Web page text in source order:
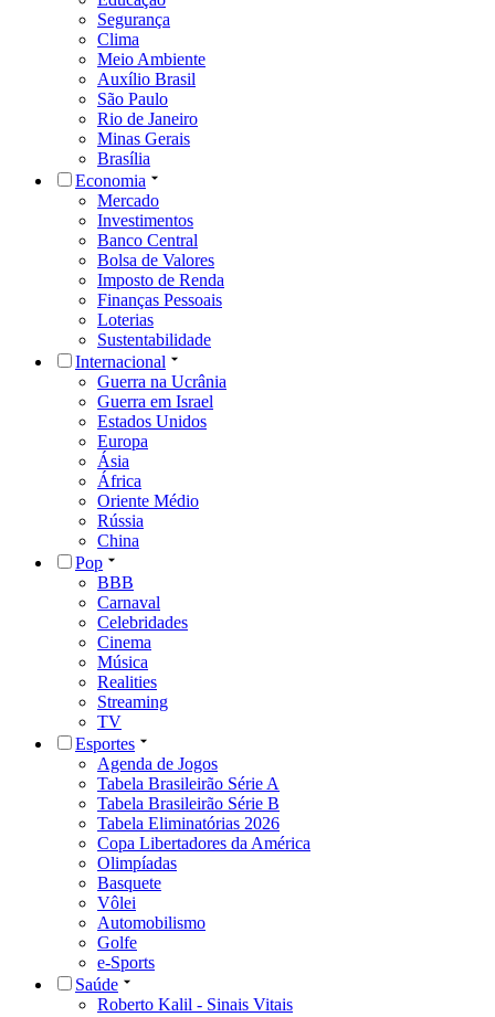
Segurança
Clima
Meio Ambiente
Auxílio Brasil
São Paulo
Rio de Janeiro
Minas Gerais
Brasília
Economia
Mercado
Investimentos
Banco Central
Bolsa de Valores
Imposto de Renda
Finanças Pessoais
Loterias
Sustentabilidade
Internacional
Guerra na Ucrânia
Guerra em Israel
Estados Unidos
Europa
Ásia
África
Oriente Médio
Rússia
China
Pop
BBB
Carnaval
Celebridades
Cinema
Música
Realities
Streaming
TV
Esportes
Agenda de Jogos
Tabela Brasileirão Série A
Tabela Brasileirão Série B
Tabela Eliminatórias 2026
Copa Libertadores da América
Olimpíadas
Basquete
Vôlei
Automobilismo
Golfe
e-Sports
Saúde
Roberto Kalil - Sinais Vitais